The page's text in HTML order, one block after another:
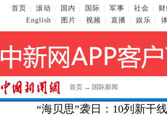
首页 滚动 国内 国际 军事 社会
English
图片 视频 直播 娱乐
首页 → 国际新闻
“海贝思”袭日：10列新干